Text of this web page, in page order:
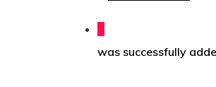
was successfully